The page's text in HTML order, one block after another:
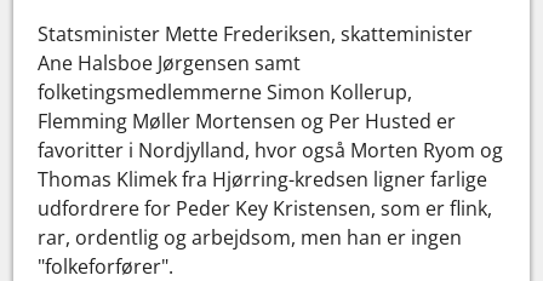
Statsminister Mette Frederiksen, skatteminister
Ane Halsboe Jørgensen samt
folketingsmedlemmerne Simon Kollerup,
Flemming Møller Mortensen og Per Husted er
favoritter i Nordjylland, hvor også Morten Ryom og
Thomas Klimek fra Hjørring-kredsen ligner farlige
udfordrere for Peder Key Kristensen, som er flink,
rar, ordentlig og arbejdsom, men han er ingen
"folkeforfører".